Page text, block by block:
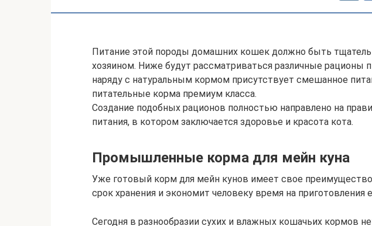
Питание этой породы домашних кошек должно быть
хозяином. Ниже будут рассматриваться различные рационы
наряду с натуральным кормом присутствует смешанное
питательные корма премиум класса.
Создание подобных рационов полностью направлено на
питания, в котором заключается здоровье и красота кота.
Промышленные корма для мейн куна
Уже готовый корм для мейн кунов имеет свое
срок хранения и экономит человеку время на приготовления
Сегодня в разнообразии сухих и влажных кошачьих кормов